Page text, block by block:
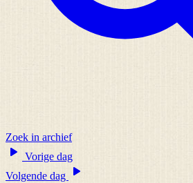
Zoek in archief
Vorige dag
Volgende dag